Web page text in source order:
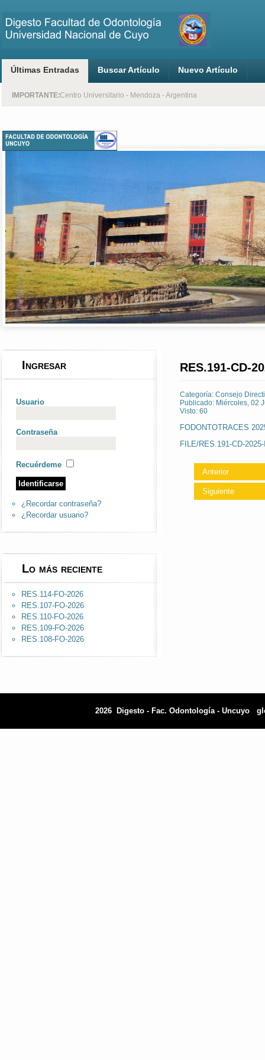
Últimas Entradas Buscar Artículo Nuevo Artículo
IMPORTANTE:Digesto - Facultad de Odontología - UNCuyo
Centro Universitario - Mendoza - Argentina
Ingresar
Usuario
Contraseña
Recuérdeme
¿Recordar contraseña?
¿Recordar usuario?
Lo más reciente
RES.114-FO-2026
RES.107-FO-2026
RES.110-FO-2026
RES.109-FO-2026
RES.108-FO-2026
RES.191-CD-
Categoría: Consejo
Publicado: Miércoles, 02
Visto: 60
FODONTOTRACES
FILE/RES.191-CD-
Anterior
Siguiente
2026 Digesto - Fac. Odontología - Uncuyo